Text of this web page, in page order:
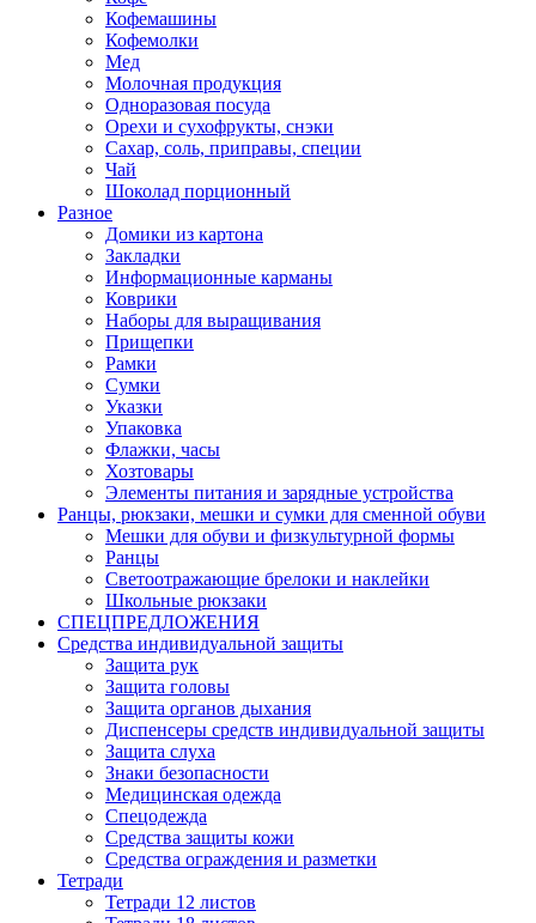
Кофемашины
Кофемолки
Мед
Молочная продукция
Одноразовая посуда
Орехи и сухофрукты, снэки
Сахар, соль, приправы, специи
Чай
Шоколад порционный
Разное
Домики из картона
Закладки
Информационные карманы
Коврики
Наборы для выращивания
Прищепки
Рамки
Сумки
Указки
Упаковка
Флажки, часы
Хозтовары
Элементы питания и зарядные устройства
Ранцы, рюкзаки, мешки и сумки для сменной обуви
Мешки для обуви и физкультурной формы
Ранцы
Светоотражающие брелоки и наклейки
Школьные рюкзаки
СПЕЦПРЕДЛОЖЕНИЯ
Средства индивидуальной защиты
Защита рук
Защита головы
Защита органов дыхания
Диспенсеры средств индивидуальной защиты
Защита слуха
Знаки безопасности
Медицинская одежда
Спецодежда
Средства защиты кожи
Средства ограждения и разметки
Тетради
Тетради 12 листов